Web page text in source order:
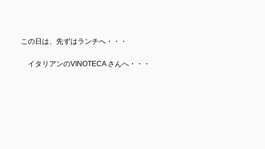
この日は、先ずはランチへ・・・
イタリアンのVINOTECA さんへ・・・